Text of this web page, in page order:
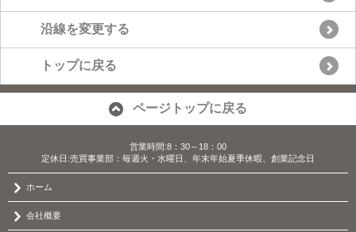
沿線を変更する
トップに戻る
ページトップに戻る
営業時間:8：30～18：00
定休日:売買事業部：毎週火・水曜日、年末年始夏季休暇、創業記念日
ホーム
会社概要